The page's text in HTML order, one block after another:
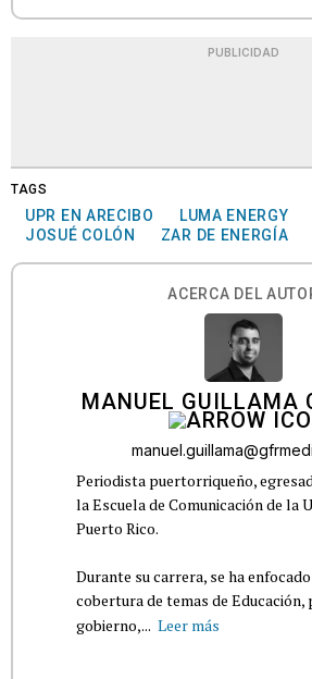
PUBLICIDAD
TAGS
UPR EN ARECIBO LUMA ENERGY
JOSUÉ COLÓN
ZAR DE ENERGÍA
ACERCA DEL
MANUEL GUILLAMA
Periodista puertorriqueño,
la Escuela de Comunicación de la
Puerto Rico.
Durante su carrera, se ha
cobertura de temas de
gobierno,... Leer más